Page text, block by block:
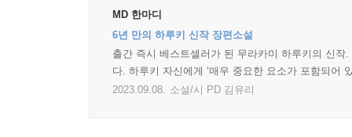
MD 한마디
6년 만의 하루키 신작 장편소설
출간 즉시 베스트셀러가 된 무라카미 하루키의 신
다. 하루키 자신에게 ‘매우 중요한 요소가 포함되어
2023.09.08. 소설/시 PD 김유리